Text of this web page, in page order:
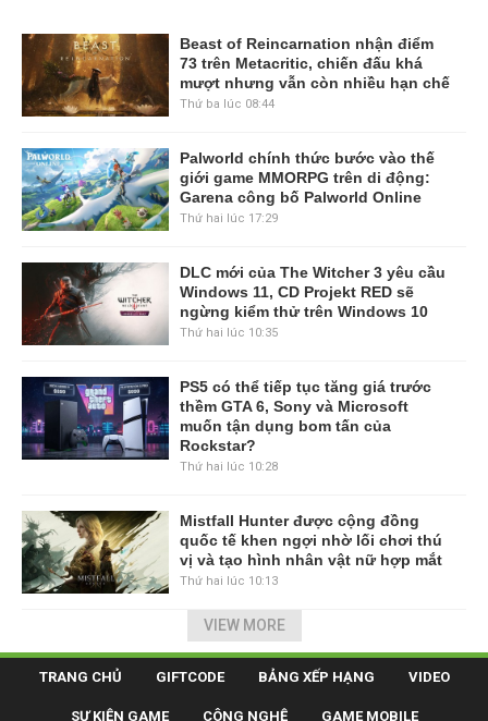
Beast of Reincarnation nhận điểm
73 trên Metacritic, chiến đấu khá
mượt nhưng vẫn còn nhiều hạn chế
Thứ ba lúc 08:44
Palworld chính thức bước vào thế
giới game MMORPG trên di động:
Garena công bố Palworld Online
Thứ hai lúc 17:29
DLC mới của The Witcher 3 yêu cầu
Windows 11, CD Projekt RED sẽ
ngừng kiểm thử trên Windows 10
Thứ hai lúc 10:35
PS5 có thể tiếp tục tăng giá trước
thềm GTA 6, Sony và Microsoft
muốn tận dụng bom tấn của
Rockstar?
Thứ hai lúc 10:28
Mistfall Hunter được cộng đồng
quốc tế khen ngợi nhờ lối chơi thú
vị và tạo hình nhân vật nữ hợp mắt
Thứ hai lúc 10:13
VIEW MORE
TRANG CHỦ GIFTCODE BẢNG XẾP HẠNG VIDEO
SỰ KIỆN GAME CÔNG NGHỆ GAME MOBILE